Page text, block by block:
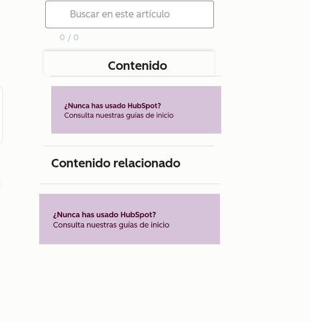
0 / 0
Contenido
Contenido relacionado